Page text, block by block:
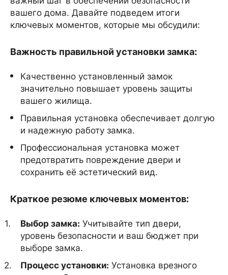
вашего дома. Давайте подведем итоги
ключевых моментов, которые мы обсудили:
Важность правильной установки замка:
Качественно установленный замок
значительно повышает уровень защиты
вашего жилища.
Правильная установка обеспечивает долгую
и надежную работу замка.
Профессиональная установка может
предотвратить повреждение двери и
сохранить её эстетический вид.
Краткое резюме ключевых моментов:
Выбор замка: Учитывайте тип двери,
уровень безопасности и ваш бюджет при
выборе замка.
Процесс установки: Установка врезного